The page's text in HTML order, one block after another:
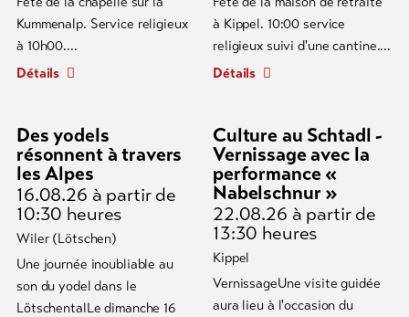
Kummenalp. Service religieux
à 10h00....
Détails
à Kippel. 10:00 service
religieux suivi d'une cantine....
Détails
Des yodels
résonnent à travers
les Alpes
16.08.26 à partir de
10:30 heures
Wiler (Lötschen)
Une journée inoubliable au
son du yodel dans le
LötschentalLe dimanche 16
Culture au Schtadl -
Vernissage avec la
performance «
Nabelschnur »
22.08.26 à partir de
13:30 heures
Kippel
VernissageUne visite guidée
aura lieu à l'occasion du